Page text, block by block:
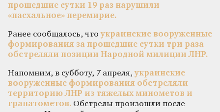
прошедшие сутки 19 раз нарушили
«пасхальное» перемирие.
Ранее сообщалось, чтоукраинские вооруженные
формирования за прошедшие сутки три раза
обстреляли позиции Народной милиции ЛНР.
Напомним, в субботу, 7 апреля,украинские
вооруженные формирования обстреляли
территорию ЛНР из тяжелых минометов и
гранатометов. Обстрелы произошли после